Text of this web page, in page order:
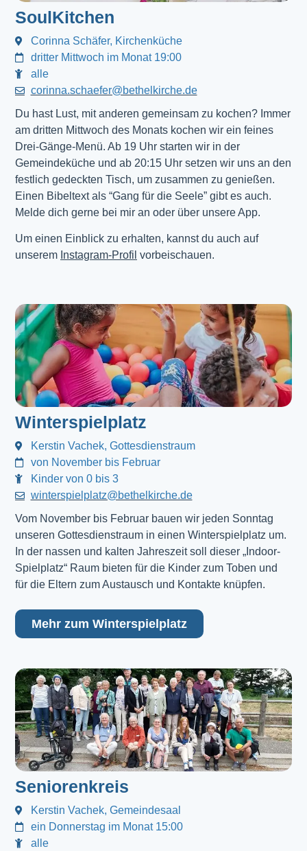
SoulKitchen
Corinna Schäfer, Kirchenküche
dritter Mittwoch im Monat 19:00
alle
corinna.schaefer@bethelkirche.de
Du hast Lust, mit anderen gemeinsam zu kochen? Immer
am dritten Mittwoch des Monats kochen wir ein feines
Drei-Gänge-Menü. Ab 19 Uhr starten wir in der
Gemeindeküche und ab 20:15 Uhr setzen wir uns an den
festlich gedeckten Tisch, um zusammen zu genießen.
Einen Bibeltext als “Gang für die Seele” gibt es auch.
Melde dich gerne bei mir an oder über unsere App.
Um einen Einblick zu erhalten, kannst du auch auf
unserem Instagram-Profil vorbeischauen.
Winterspielplatz
Kerstin Vachek, Gottesdienstraum
von November bis Februar
Kinder von 0 bis 3
winterspielplatz@bethelkirche.de
Vom November bis Februar bauen wir jeden Sonntag
unseren Gottesdienstraum in einen Winterspielplatz um.
In der nassen und kalten Jahreszeit soll dieser „Indoor-
Spielplatz“ Raum bieten für die Kinder zum Toben und
für die Eltern zum Austausch und Kontakte knüpfen.
Mehr zum Winterspielplatz
Seniorenkreis
Kerstin Vachek, Gemeindesaal
ein Donnerstag im Monat 15:00
alle